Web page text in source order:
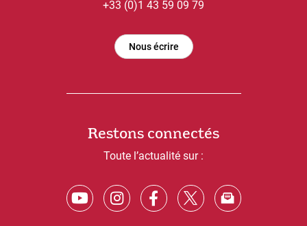
+33 (0)1 43 59 09 79
Nous écrire
Restons connectés
Toute l’actualité sur :